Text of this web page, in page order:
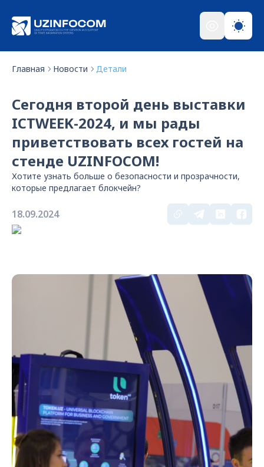
Главная Новости Детали
Сегодня второй день выставки
ICTWEEK-2024, и мы рады
приветствовать всех гостей на
стенде UZINFOCOM!
Хотите узнать больше о безопасности и прозрачности,
которые предлагает блокчейн?
18.09.2024